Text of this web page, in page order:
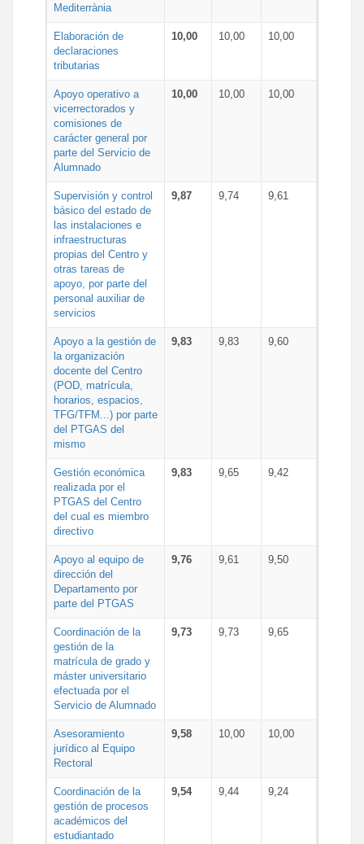
Mediterrània
Elaboración de
declaraciones
tributarias
10,00 10,00 10,00
Apoyo operativo a
vicerrectorados y
comisiones de
carácter general por
parte del Servicio de
Alumnado
10,00 10,00 10,00
Supervisión y control
básico del estado de
las instalaciones e
infraestructuras
propias del Centro y
otras tareas de
apoyo, por parte del
personal auxiliar de
servicios
9,87 9,74 9,61
Apoyo a la gestión de
la organización
docente del Centro
(POD, matrícula,
horarios, espacios,
TFG/TFM...) por parte
del PTGAS del
mismo
9,83 9,83 9,60
Gestión económica
realizada por el
PTGAS del Centro
del cual es miembro
directivo
9,83 9,65 9,42
Apoyo al equipo de
dirección del
Departamento por
parte del PTGAS
9,76 9,61 9,50
Coordinación de la
gestión de la
matrícula de grado y
máster universitario
efectuada por el
Servicio de Alumnado
9,73 9,73 9,65
Asesoramiento
jurídico al Equipo
Rectoral
9,58 10,00 10,00
Coordinación de la
gestión de procesos
académicos del
estudiantado
9,54 9,44 9,24